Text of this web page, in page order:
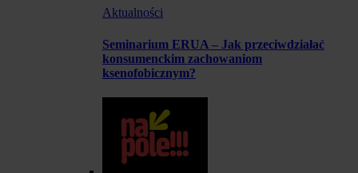
Aktualności
Seminarium ERUA – Jak przeciwdziałać
konsumenckim zachowaniom
ksenofobicznym?